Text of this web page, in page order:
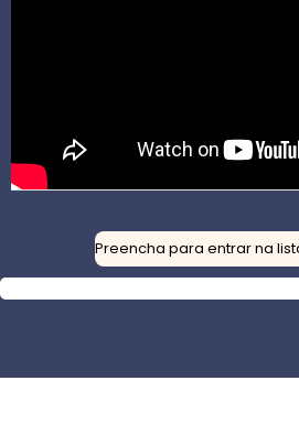
Preencha para entrar na